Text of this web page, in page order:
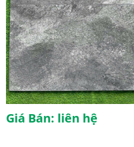
Giá Bán: liên hệ